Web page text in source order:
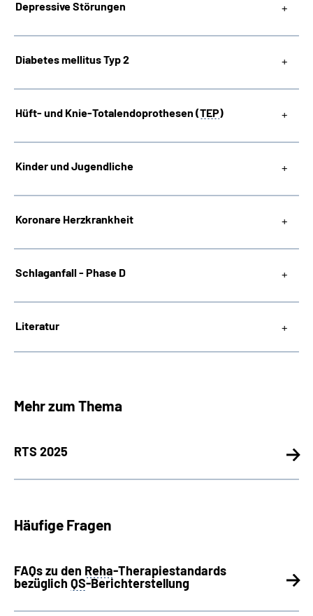
Depressive Störungen
Diabetes mellitus Typ 2
Hüft- und Knie-Totalendoprothesen (TEP)
Kinder und Jugendliche
Koronare Herzkrankheit
Schlaganfall - Phase D
Literatur
Mehr zum Thema
RTS 2025
Häufige Fragen
FAQs zu den Reha-Therapiestandards
bezüglich QS-Berichterstellung